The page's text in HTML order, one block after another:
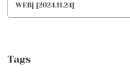
WEB] [2024.11.24]
Tags